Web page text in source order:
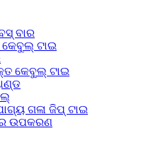
ବାର
ଟାଇ
କେବୁଲ୍ ଟାଇ
ଗଳା ଜିପ୍ ଟାଇ
ଉପକରଣ